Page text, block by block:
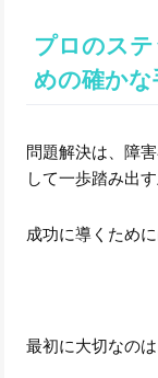
プロのス
めの確かな
問題解決は、障
して一歩踏み出
成功に導くため
最初に大切なのは